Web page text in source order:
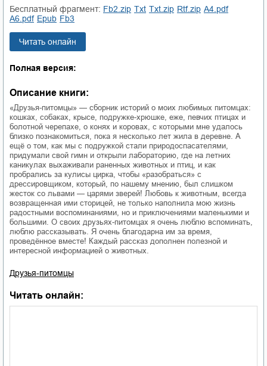
Бесплатный фрагмент:
fb2.zip txt txt.zip rtf.zip
a4.pdf
a6.pdf
epub fb3
Читать онлайн
Полная версия:
Описание книги:
«Друзья-питомцы» — сборник историй о моих любимых питомцах:
кошках, собаках, крысе, подружке-хрюшке, еже, певчих птицах и
болотной черепахе, о конях и коровах, с которыми мне удалось
близко познакомиться, пока я несколько лет жила в деревне. А
ещё о том, как мы с подружкой стали природоспасателями,
придумали свой гимн и открыли лабораторию, где на летних
каникулах выхаживали раненных животных и птиц, и как
пробрались за кулисы цирка, чтобы «разобраться» с
дрессировщиком, который, по нашему мнению, был слишком
жесток со львами — царями зверей! Любовь к животным, всегда
возвращенная ими сторицей, не только наполнила мою жизнь
радостными воспоминаниями, но и приключениями маленькими и
большими. О своих друзьях-питомцах я очень люблю вспоминать,
люблю рассказывать. Я очень благодарна им за время,
проведённое вместе! Каждый рассказ дополнен полезной и
интересной информацией о животных.
Друзья-питомцы
Читать онлайн: